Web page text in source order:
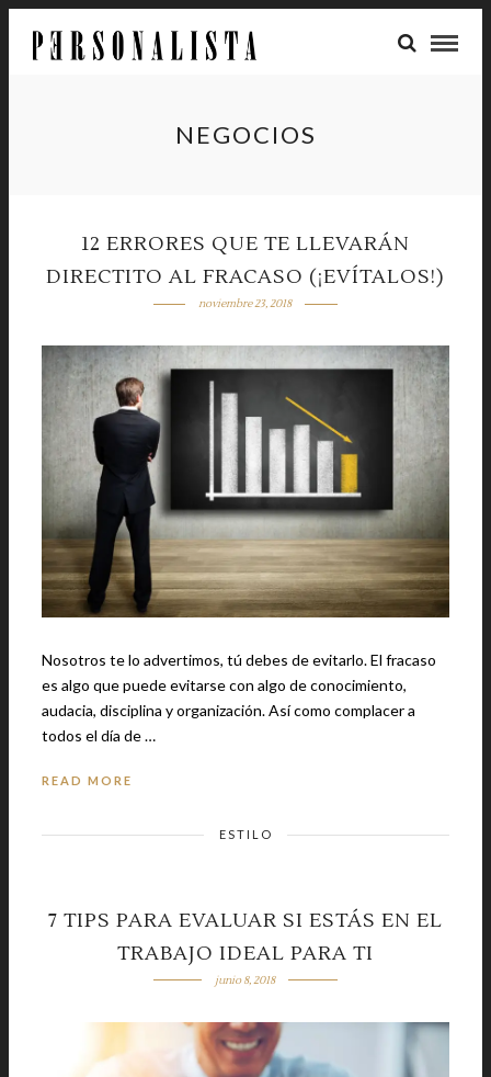
NEGOCIOS
12 ERRORES QUE TE LLEVARÁN
DIRECTITO AL FRACASO (¡EVÍTALOS!)
noviembre 23, 2018
Nosotros te lo advertimos, tú debes de evitarlo. El fracaso
es algo que puede evitarse con algo de conocimiento,
audacia, disciplina y organización. Así como complacer a
todos el día de …
READ MORE
ESTILO
7 TIPS PARA EVALUAR SI ESTÁS EN EL
TRABAJO IDEAL PARA TI
junio 8, 2018